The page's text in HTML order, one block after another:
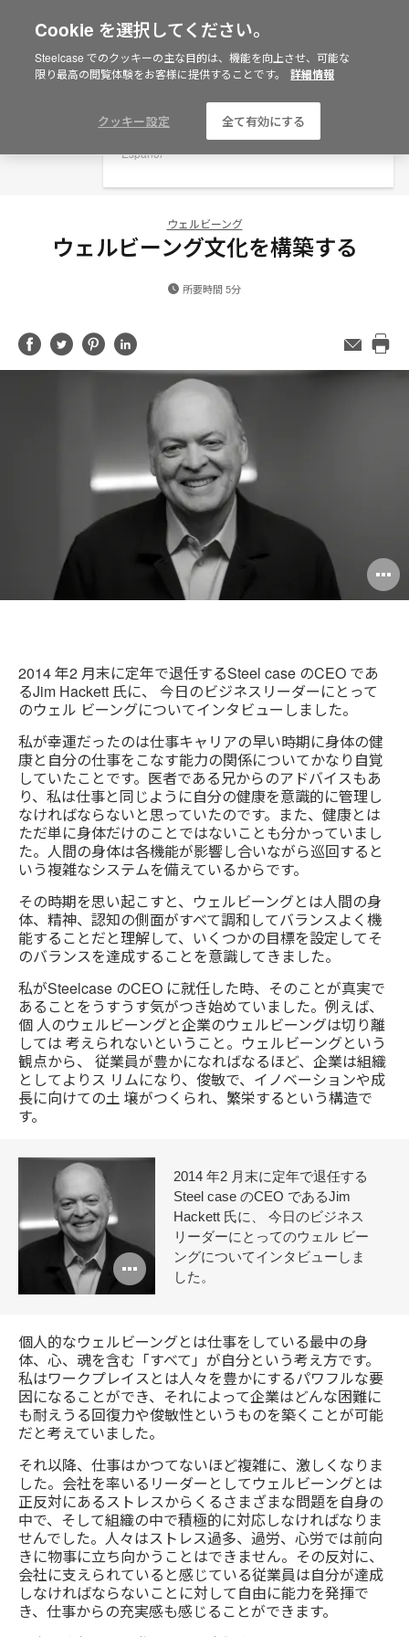
Are you in United States?
Would you like to see Products we sell in
Americas
Español
ウェルビーング
ウェルビーング文化を構築する
所要時間 5分
Share
on
Share
on
Share
on
Pinterest
Share
on
LinkedIn
メ
2014 年2 月末に定年で退任するSteel case のCEO であ
るJim Hackett 氏に、 今日のビジネスリーダーにとって
のウェル ビーングについてインタビューしました。
私が幸運だったのは仕事キャリアの早い時期に身体の健
康と自分の仕事をこなす能力の関係についてかなり自覚
していたことです。医者である兄からのアドバイスもあ
り、私は仕事と同じように自分の健康を意識的に管理し
なければならないと思っていたのです。また、健康とは
ただ単に身体だけのことではないことも分かっていまし
た。人間の身体は各機能が影響し合いながら巡回すると
いう複雑なシステムを備えているからです。
その時期を思い起こすと、ウェルビーングとは人間の身
体、精神、認知の側面がすべて調和してバランスよく機
能することだと理解して、いくつかの目標を設定してそ
のバランスを達成することを意識してきました。
私がSteelcase のCEO に就任した時、そのことが真実で
あることをうすうす気がつき始めていました。例えば、
個 人のウェルビーングと企業のウェルビーングは切り離
しては 考えられないということ。ウェルビーングという
観点から、 従業員が豊かになればなるほど、企業は組織
としてよりス リムになり、俊敏で、イノベーションや成
長に向けての土 壌がつくられ、繁栄するという構造で
す。
Open
image
tooltip
2014 年2 月末に定年で退任する
Steel case のCEO であるJim
Hackett 氏に、 今日のビジネス
リーダーにとってのウェル ビー
ングについてインタビューしま
した。
個人的なウェルビーングとは仕事をしている最中の身
体、心、魂を含む「すべて」が自分という考え方です。
私はワークプレイスとは人々を豊かにするパワフルな要
因になることができ、それによって企業はどんな困難に
も耐えうる回復力や俊敏性というものを築くことが可能
だと考えていました。
それ以降、仕事はかつてないほど複雑に、激しくなりま
した。会社を率いるリーダーとしてウェルビーングとは
正反対にあるストレスからくるさまざまな問題を自身の
中で、そして組織の中で積極的に対応しなければなりま
せんでした。人々はストレス過多、過労、心労では前向
きに物事に立ち向かうことはできません。その反対に、
会社に支えられていると感じている従業員は自分が達成
しなければならないことに対して自由に能力を発揮で
き、仕事からの充実感も感じることができます。
Cookie を選択してください。
Steelcase でのクッキーの主な目的は、機能を向上させ、可能な
限り最高の閲覧体験をお客様に提供することです。
詳細情報
クッキー設定 全て有効にする